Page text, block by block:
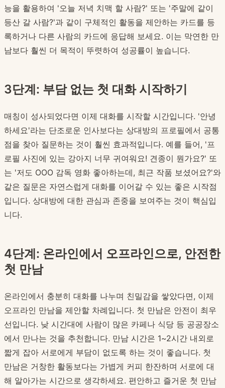
능을 활용하여 '오늘 저녁 치맥 할 사람?' 또는 '주말에 같이
등산 갈 사람?'과 같이 구체적인 활동을 제안하는 카드를 등
록하거나 다른 사람의 카드에 응답해 보세요. 이는 막연한 만
남보다 훨씬 더 목적이 뚜렷하여 성공률이 높습니다.
3단계: 부담 없는 첫 대화 시작하기
매칭이 성사되었다면 이제 대화를 시작할 시간입니다. '안녕
하세요'라는 단조로운 인사보다는 상대방의 프로필에서 공통
점을 찾아 질문하는 것이 훨씬 효과적입니다. 예를 들어, '프
로필 사진에 있는 강아지 너무 귀여워요! 견종이 뭔가요?' 또
는 '저도 OOO 감독 영화 좋아하는데, 최근 작품 보셨어요?'와
같은 질문은 자연스럽게 대화를 이어갈 수 있는 좋은 시작점
입니다. 상대방에 대한 관심과 존중을 보여주는 것이 핵심입
니다.
4단계: 온라인에서 오프라인으로, 안전한
첫 만남
온라인에서 충분히 대화를 나누며 친밀감을 쌓았다면, 이제
오프라인 만남을 제안할 차례입니다. 첫 만남은 안전이 최우
선입니다. 낮 시간대에 사람이 많은 카페나 식당 등 공공장소
에서 만나는 것을 추천합니다. 만남 시간은 1~2시간 내외로
짧게 잡아 서로에게 부담이 없도록 하는 것이 좋습니다. 첫
만남은 거창한 활동보다는 가볍게 커피 한잔하며 서로에 대
해 알아가는 시간으로 생각하세요. 편안하고 즐거운 첫 만남